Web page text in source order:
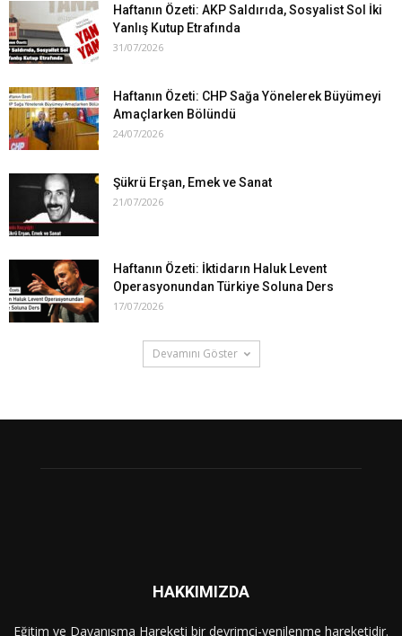
Haftanın Özeti: AKP Saldırıda, Sosyalist Sol İki
Yanlış Kutup Etrafında
31/07/2026
Haftanın Özeti: CHP Sağa Yönelerek Büyümeyi
Amaçlarken Bölündü
24/07/2026
Şükrü Erşan, Emek ve Sanat
21/07/2026
Haftanın Özeti: İktidarın Haluk Levent
Operasyonundan Türkiye Soluna Ders
17/07/2026
Devamını Göster
HAKKIMIZDA
Eğitim ve Dayanışma Hareketi bir devrimci-yenilenme hareketidir.